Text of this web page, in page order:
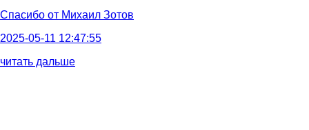
Спасибо от Михаил Зотов
2025-05-11 12:47:55
читать дальше